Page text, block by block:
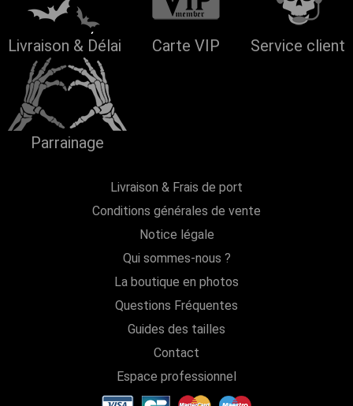
Livraison & Délai Carte VIP Service client
Parrainage
Livraison & Frais de port
Conditions générales de vente
Notice légale
Qui sommes-nous ?
La boutique en photos
Questions Fréquentes
Guides des tailles
Contact
Espace professionnel